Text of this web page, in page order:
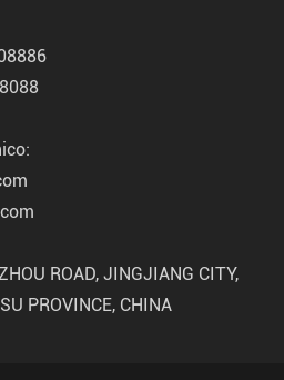
ROAD, JINGJIANG CITY,
PROVINCE, CHINA